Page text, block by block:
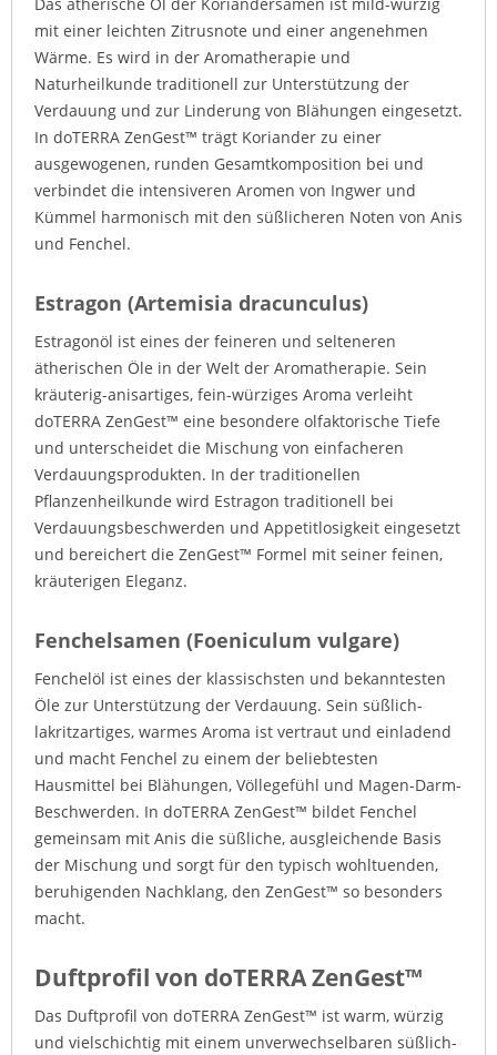
Das ätherische Öl der Koriandersamen ist mild-würzig
mit einer leichten Zitrusnote und einer angenehmen
Wärme. Es wird in der Aromatherapie und
Naturheilkunde traditionell zur Unterstützung der
Verdauung und zur Linderung von Blähungen eingesetzt.
In doTERRA ZenGest™ trägt Koriander zu einer
ausgewogenen, runden Gesamtkomposition bei und
verbindet die intensiveren Aromen von Ingwer und
Kümmel harmonisch mit den süßlicheren Noten von Anis
und Fenchel.
Estragon (Artemisia dracunculus)
Estragonöl ist eines der feineren und selteneren
ätherischen Öle in der Welt der Aromatherapie. Sein
kräuterig-anisartiges, fein-würziges Aroma verleiht
doTERRA ZenGest™ eine besondere olfaktorische Tiefe
und unterscheidet die Mischung von einfacheren
Verdauungsprodukten. In der traditionellen
Pflanzenheilkunde wird Estragon traditionell bei
Verdauungsbeschwerden und Appetitlosigkeit eingesetzt
und bereichert die ZenGest™ Formel mit seiner feinen,
kräuterigen Eleganz.
Fenchelsamen (Foeniculum vulgare)
Fenchelöl ist eines der klassischsten und bekanntesten
Öle zur Unterstützung der Verdauung. Sein süßlich-
lakritzartiges, warmes Aroma ist vertraut und einladend
und macht Fenchel zu einem der beliebtesten
Hausmittel bei Blähungen, Völlegefühl und Magen-Darm-
Beschwerden. In doTERRA ZenGest™ bildet Fenchel
gemeinsam mit Anis die süßliche, ausgleichende Basis
der Mischung und sorgt für den typisch wohltuenden,
beruhigenden Nachklang, den ZenGest™ so besonders
macht.
Duftprofil von doTERRA ZenGest™
Das Duftprofil von doTERRA ZenGest™ ist warm, würzig
und vielschichtig mit einem unverwechselbaren süßlich-